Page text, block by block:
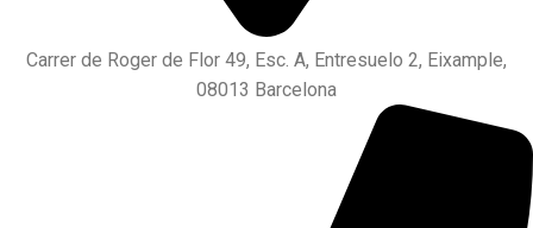
Carrer de Roger de Flor 49, Esc. A, Entresuelo 2, Eixample,
08013 Barcelona